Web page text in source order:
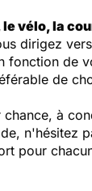
vélo, la
dirigez
fonction de
de
à
n'hésitez
pour